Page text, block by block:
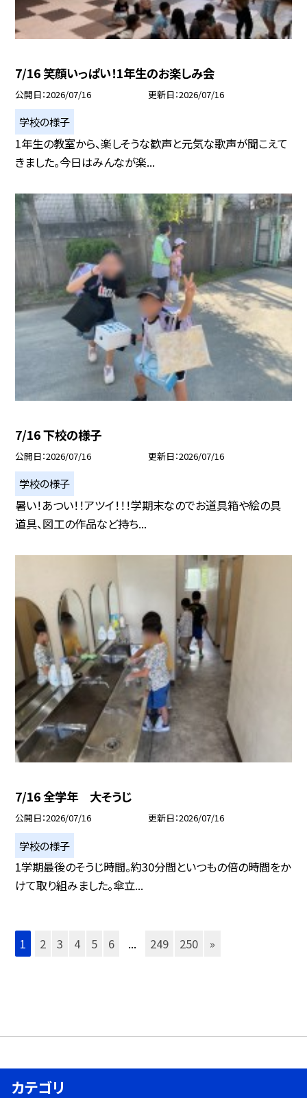
7/16 笑顔いっぱい！1年生のお楽しみ会
公開日 2026/07/16 更新日 2026/07/16
学校の様子
1年生の教室から、楽しそうな歓声と元気な歌声が聞こえて
きました。今日はみんなが楽...
7/16 下校の様子
公開日 2026/07/16 更新日 2026/07/16
学校の様子
暑い！あつい！！アツイ！！！学期末なのでお道具箱や絵の具
道具、図工の作品など持ち...
7/16 全学年 大そうじ
公開日 2026/07/16 更新日 2026/07/16
学校の様子
1学期最後のそうじ時間。約30分間といつもの倍の時間をか
けて取り組みました。傘立...
1 2 3 4 5 6 ... 249 250 »
カテゴリ